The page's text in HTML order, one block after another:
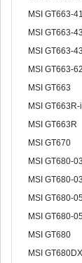
MSI GT663-
MSI GT663-
MSI GT663-
MSI GT663-
MSI GT663
MSI
MSI GT663R
MSI GT670
MSI GT680-
MSI GT680-
MSI GT680-
MSI GT680-
MSI GT680
MSI GT680DX